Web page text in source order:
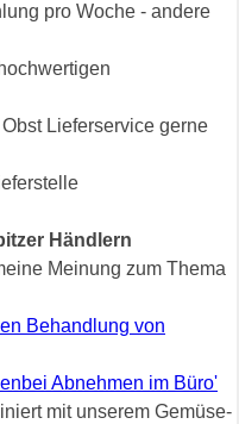
pro Woche - andere
Lieferservice gerne
Händlern
Meinung zum Thema
Behandlung von
Abnehmen im Büro'
mit unserem Gemüse-